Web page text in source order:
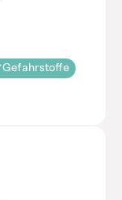
Gefahrstoffe